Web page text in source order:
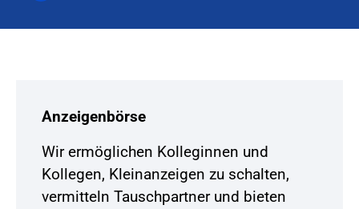
Anzeigenbörse
Wir ermöglichen Kolleginnen und
Kollegen, Kleinanzeigen zu schalten,
vermitteln Tauschpartner und bieten